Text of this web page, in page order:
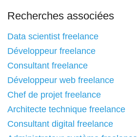
Recherches associées
Data scientist freelance
Développeur freelance
Consultant freelance
Développeur web freelance
Chef de projet freelance
Architecte technique freelance
Consultant digital freelance